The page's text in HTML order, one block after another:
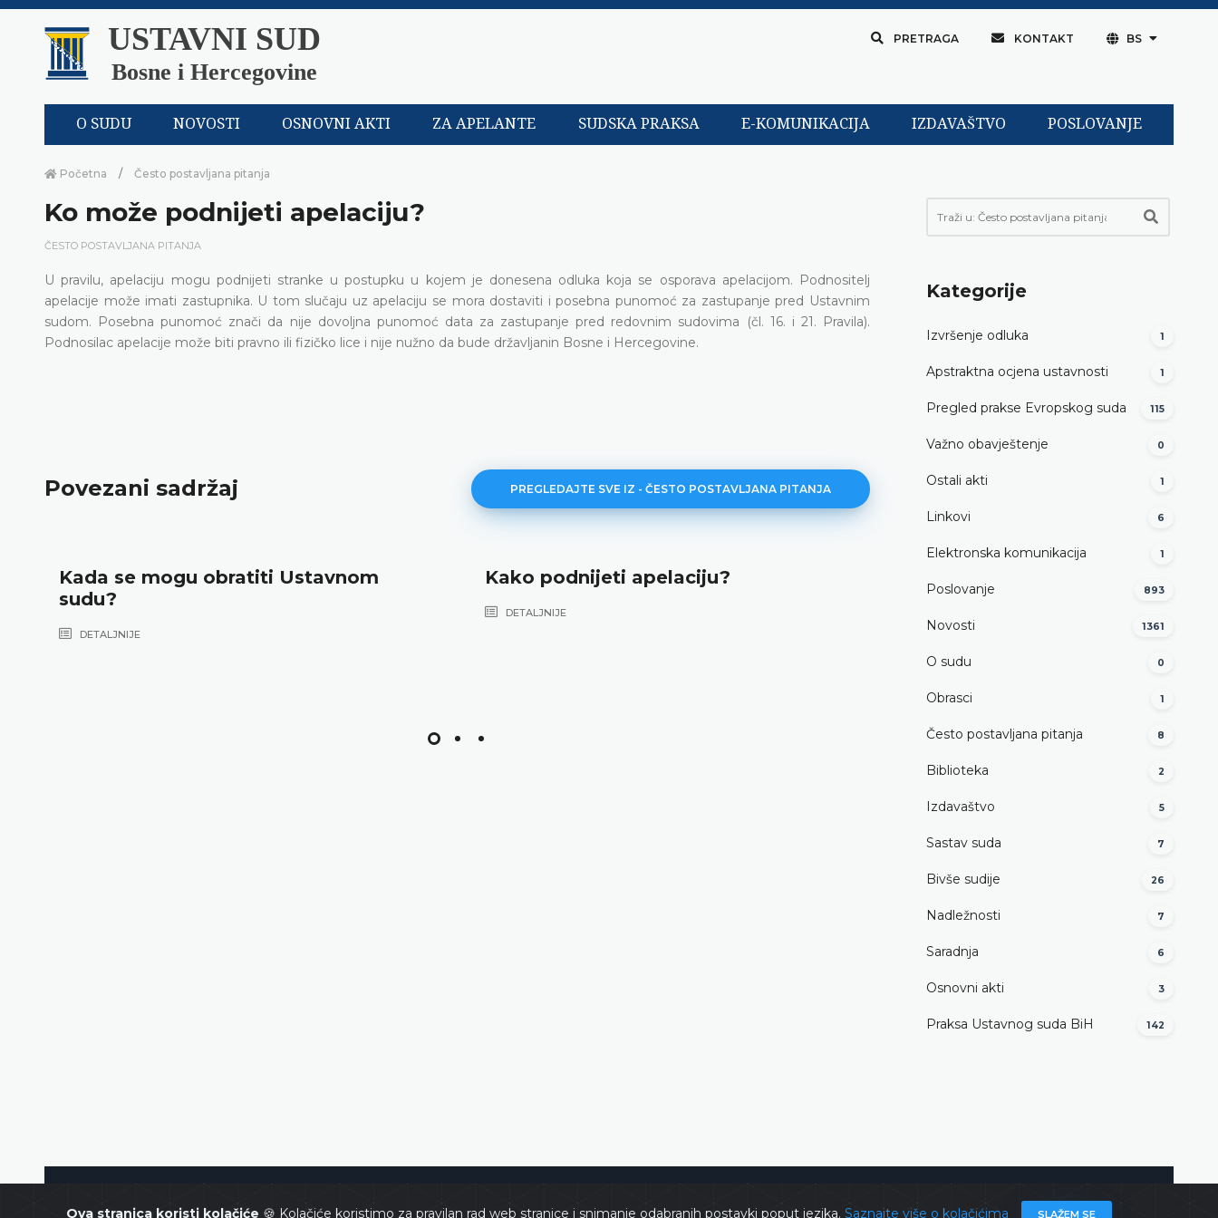
Ova stranica koristi kolačiće 🍪 Kolačiće koristimo za pravilan rad web stranice i snimanje odabranih postavki poput jezika. Saznajte više o kolačićima SLAŽEM SE
USTAVNI SUD
Bosne i Hercegovine
PRETRAGA KONTAKT BS
O SUDU NOVOSTI OSNOVNI AKTI ZA APELANTE SUDSKA PRAKSA E-KOMUNIKACIJA IZDAVAŠTVO POSLOVANJE
Početna Često postavljana pitanja
Ko može podnijeti apelaciju?
ČESTO POSTAVLJANA PITANJA
U pravilu, apelaciju mogu podnijeti stranke u postupku u kojem je donesena odluka koja se osporava apelacijom. Podnositelj
apelacije može imati zastupnika. U tom slučaju uz apelaciju se mora dostaviti i posebna punomoć za zastupanje pred Ustavnim
sudom. Posebna punomoć znači da nije dovoljna punomoć data za zastupanje pred redovnim sudovima (čl. 16. i 21. Pravila).
Podnosilac apelacije može biti pravno ili fizičko lice i nije nužno da bude državljanin Bosne i Hercegovine.
Povezani sadržaj PREGLEDAJTE SVE IZ - ČESTO POSTAVLJANA PITANJA
Kada se mogu obratiti Ustavnom
sudu?
DETALJNIJE
Kako podnijeti apelaciju?
DETALJNIJE
podnošenja apelacije?
DETALJNIJE
Kategorije
Izvršenje odluka 1
Apstraktna ocjena ustavnosti 1
Pregled prakse Evropskog suda 115
Važno obavještenje 0
Ostali akti 1
Linkovi 6
Elektronska komunikacija 1
Poslovanje 893
Novosti 1361
O sudu 0
Obrasci 1
Često postavljana pitanja 8
Biblioteka 2
Izdavaštvo 5
Sastav suda 7
Bivše sudije 26
Nadležnosti 7
Saradnja 6
Osnovni akti 3
Praksa Ustavnog suda BiH 142
Ustavni sud Bosne i Hercegovine Copyrights @ 2026Ustavni sud BiHSva prava zadržana.